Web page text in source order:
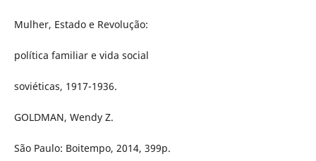
Mulher, Estado e Revolução:
política familiar e vida social
soviéticas, 1917-1936.
GOLDMAN, Wendy Z.
São Paulo: Boitempo, 2014, 399p.